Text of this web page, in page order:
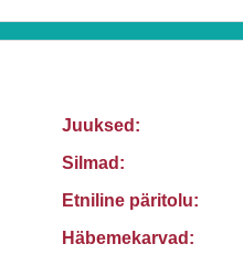
Juuksed:
Silmad:
Etniline päritolu:
Häbemekarvad: